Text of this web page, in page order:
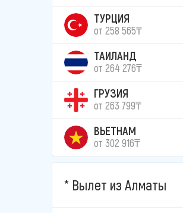
ТУРЦИЯ
от 258 565₸
ТАИЛАНД
от 264 276₸
ГРУЗИЯ
от 263 799₸
ВЬЕТНАМ
от 302 916₸
Вылет из Алматы